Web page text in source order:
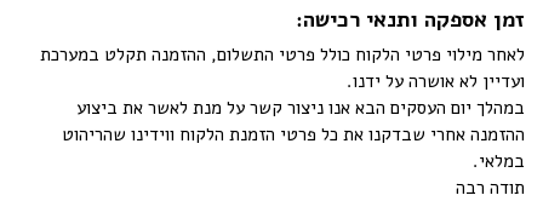
זמן אספקה ותנאי רכישה:
לאחר מילוי פרטי הלקוח כולל פרטי התשלום, ההזמנה תקלט במערכת
ועדיין לא אושרה על ידנו.
במהלך יום העסקים הבא אנו ניצור קשר על מנת לאשר את ביצוע
ההזמנה אחרי שבדקנו את כל פרטי הזמנת הלקוח ווידינו שהריהוט
במלאי.
תודה רבה